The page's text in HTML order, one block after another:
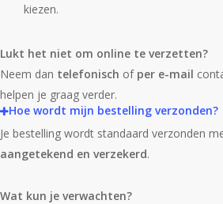
kiezen.
Lukt het niet om online te verzetten?
Neem dan telefonisch of per e-mail
helpen je graag verder.
Hoe wordt mijn bestelling verzonden?
Je bestelling wordt standaard verzonden
aangetekend en verzekerd.
Wat kun je verwachten?